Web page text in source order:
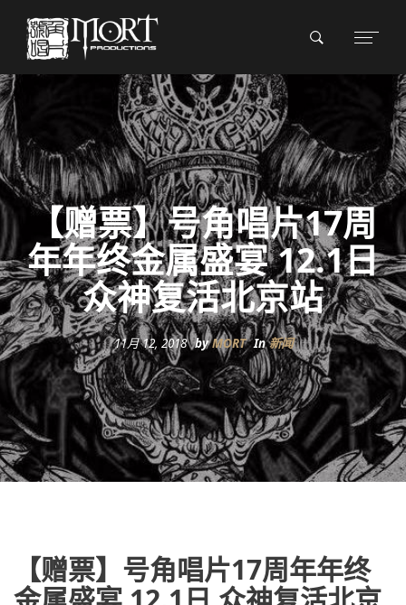
【赠票】号角唱片17周
年年终金属盛宴 12.1日
众神复活北京站
11月 12, 2018 byMORT In新闻
【赠票】号角唱片17周年年终